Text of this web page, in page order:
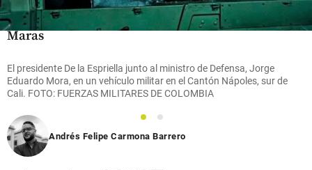
de
Anthony
Maras
horas
share
El presidente De la Espriella junto al ministro de Defensa, Jorge
Eduardo Mora, en un vehículo militar en el Cantón Nápoles, sur de
Cali. FOTO: FUERZAS MILITARES DE COLOMBIA
1
2
Andrés Felipe Carmona Barrero